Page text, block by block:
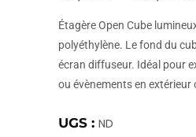
Étagère Open Cube
polyéthylène. Le fond du
écran diffuseur. Idéal pour
ou évènements en extérieur
UGS : ND